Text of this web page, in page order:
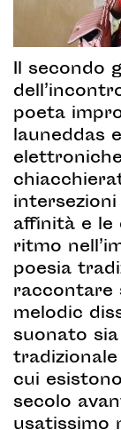
Il secondo
poeta
launeddas
affinità e le
ritmo
poesia
raccontare
melodic
suonato
cui
secolo